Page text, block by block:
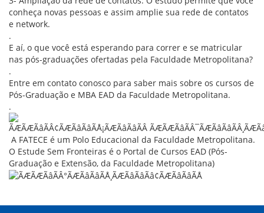
conheça novas pessoas e assim amplie sua rede de contatos
e network.
.
E aí, o que você está esperando para correr e se matricular
nas pós-graduações ofertadas pela Faculdade Metropolitana?
.
Entre em contato conosco para saber mais sobre os cursos de
Pós-Graduação e MBA EAD da Faculdade Metropolitana.
.
A FATECE é um Polo Educacional da Faculdade Metropolitana.
O Estude Sem Fronteiras é o Portal de Cursos EAD (Pós-
Graduação e Extensão, da Faculdade Metropolitana)